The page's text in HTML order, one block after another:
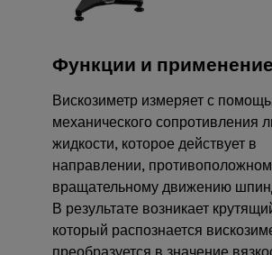
Функции и применение
Вискозиметр измеряет с
механического сопротивления
жидкости, которое действует в
направлении, противоположном
вращательному движению
В результате возникает
который распознается